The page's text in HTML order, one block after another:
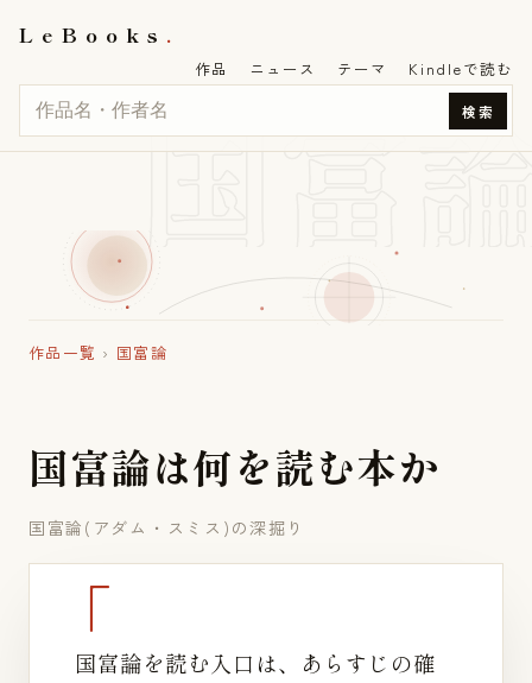
LeBooks
検索
作品 ニュース テーマ Kindleで読む
国富
作品一覧 › 国富論
国富論は何を読む本か
国富論(アダム・スミス)の深掘り
国富論を読む入口は、あらすじの確